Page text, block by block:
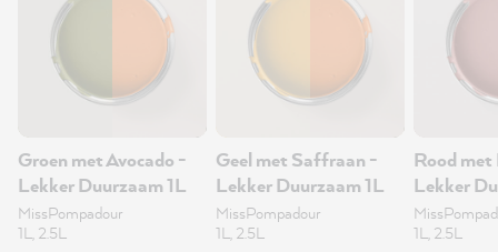
Groen met Avocado -
Lekker Duurzaam 1L
MissPompadour
1L, 2.5L
Geel met Saffraan -
Lekker Duurzaam 1L
MissPompadour
1L, 2.5L
Rood
Lekker
muurverf
1L, 2.5L